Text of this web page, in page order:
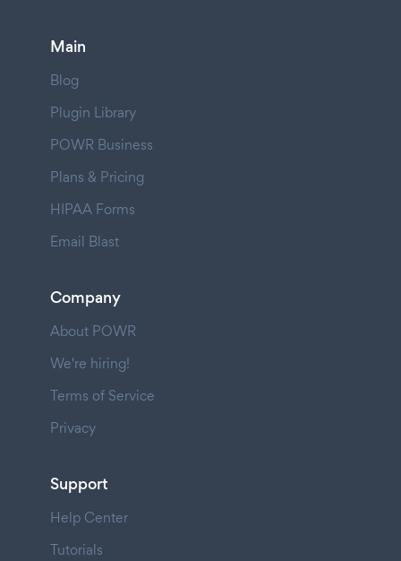
Main
Blog
Plugin Library
POWR Business
Plans & Pricing
HIPAA Forms
Email Blast
Company
About POWR
We're hiring!
Terms of Service
Privacy
Support
Help Center
Tutorials